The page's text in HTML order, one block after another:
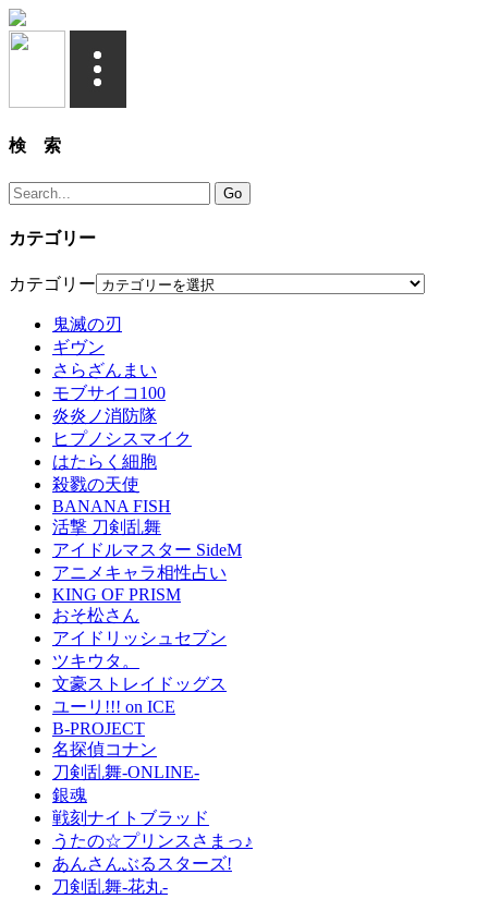
検 索
カテゴリー
カテゴリー
鬼滅の刃
ギヴン
さらざんまい
モブサイコ100
炎炎ノ消防隊
ヒプノシスマイク
はたらく細胞
殺戮の天使
BANANA FISH
活撃 刀剣乱舞
アイドルマスター SideM
アニメキャラ相性占い
KING OF PRISM
おそ松さん
アイドリッシュセブン
ツキウタ。
文豪ストレイドッグス
ユーリ!!! on ICE
B-PROJECT
名探偵コナン
刀剣乱舞-ONLINE-
銀魂
戦刻ナイトブラッド
うたの☆プリンスさまっ♪
あんさんぶるスターズ!
刀剣乱舞-花丸-